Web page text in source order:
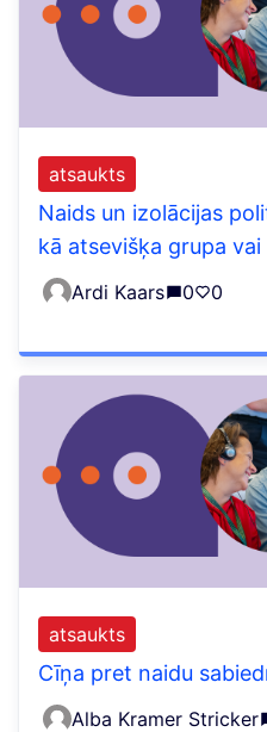
Naids un izolācijas
kā atsevišķa grupa
atsaukts
Ardi Kaars 0 0
Cīņa pret naidu
atsaukts
Alba Kramer Stricker